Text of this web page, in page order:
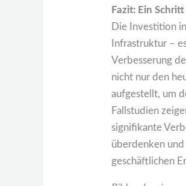
Fazit: Ein
Die Investition
Infrastruktur –
Verbesserung
nicht nur den
aufgestellt, um
Fallstudien
signifikante
überdenken
geschäftlichen